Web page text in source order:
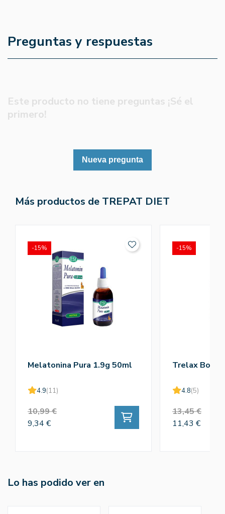
Preguntas y respuestas
Este producto no tiene preguntas ¡Sé el
primero!
Nueva pregunta
Más productos de TREPAT DIET
Melatonina Pura 1.9g 50ml
4.9(11)
10,99 €
9,34 €
-15%
Trelax Bote
4.8(5)
13,45 €
11,43 €
-15%
Lo has podido ver en